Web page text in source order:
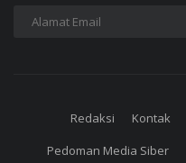
Redaksi Kontak
Pedoman Media Siber